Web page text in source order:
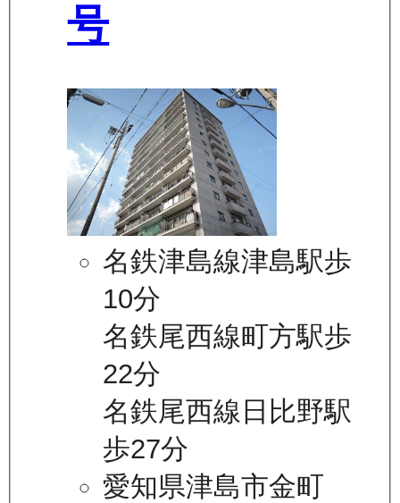
号
名鉄津島線津島駅歩
10分
名鉄尾西線町方駅歩
22分
名鉄尾西線日比野駅
歩27分
愛知県津島市金町